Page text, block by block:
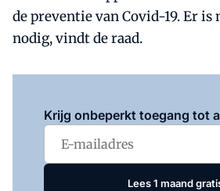
de preventie van Covid-19. Er is
nodig, vindt de raad.
Krijg onbeperkt toegang tot
Lees 1 maand